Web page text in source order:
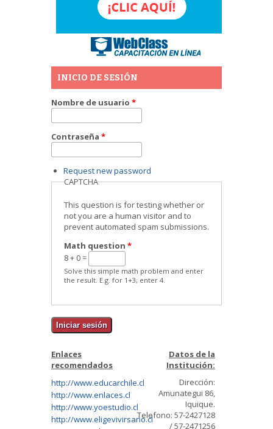
INICIO DE SESIÓN
Nombre de usuario *
Contraseña *
Request new password
CAPTCHA
This question is for testing whether or
not you are a human visitor and to
prevent automated spam submissions.
Math question *
8 + 0 =
Solve this simple math problem and enter
the result. E.g. for 1+3, enter 4.
Enlaces
recomendados
http://www.educarchile.cl
http://www.enlaces.cl
http://www.yoestudio.cl
http://www.eligevivirsano.cl
Datos de la
Institución:
Dirección:
Amunategui 86,
Iquique.
Telefono: 57-2427128
/ 57-2471256